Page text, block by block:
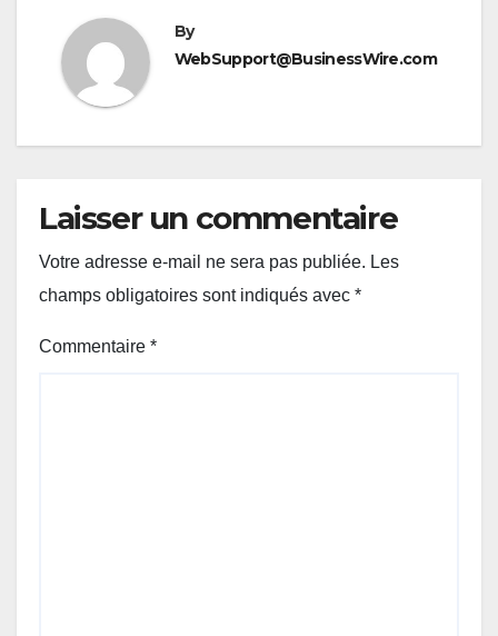
By
WebSupport@BusinessWire.com
Laisser un commentaire
Votre adresse e-mail ne sera pas publiée. Les
champs obligatoires sont indiqués avec *
Commentaire *